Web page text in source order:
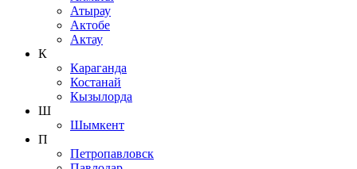
Атырау
Актобе
Актау
К
Караганда
Костанай
Кызылорда
Ш
Шымкент
П
Петропавловск